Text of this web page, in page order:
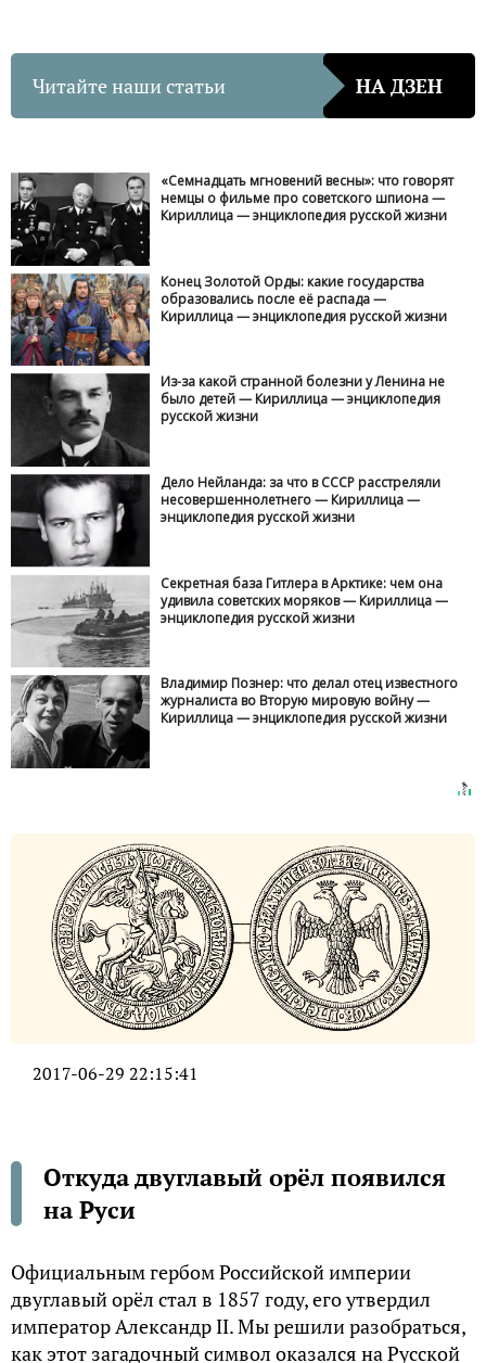
Читайте наши статьи НА ДЗЕН
«Семнадцать мгновений весны»: что говорят
немцы о фильме про советского шпиона —
Кириллица — энциклопедия русской жизни
Конец Золотой Орды: какие государства
образовались после её распада —
Кириллица — энциклопедия русской жизни
Из-за какой странной болезни у Ленина не
было детей — Кириллица — энциклопедия
русской жизни
Дело Нейланда: за что в СССР расстреляли
несовершеннолетнего — Кириллица —
энциклопедия русской жизни
Секретная база Гитлера в Арктике: чем она
удивила советских моряков — Кириллица —
энциклопедия русской жизни
Владимир Познер: что делал отец известного
журналиста во Вторую мировую войну —
Кириллица — энциклопедия русской жизни
2017-06-29 22:15:41
Откуда двуглавый орёл появился
на Руси
Официальным гербом Российской империи
двуглавый орёл стал в 1857 году, его утвердил
император Александр II. Мы решили разобраться,
как этот загадочный символ оказался на Русской